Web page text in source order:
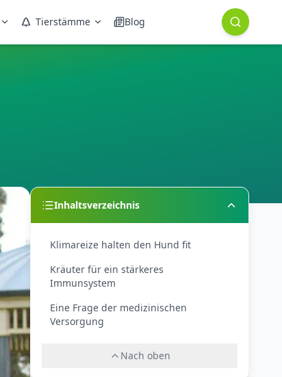
Tierstämme Blog
Inhaltsverzeichnis
Klimareize halten den Hund fit
Kräuter für ein stärkeres
Immunsystem
Eine Frage der medizinischen
Versorgung
Nach oben